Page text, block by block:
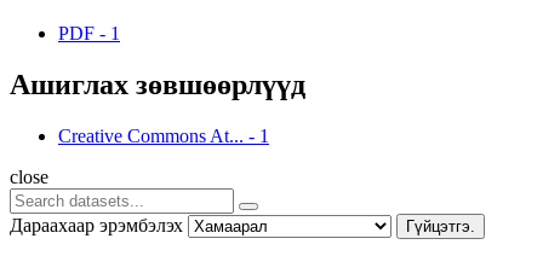
PDF - 1
Ашиглах зөвшөөрлүүд
Creative Commons At... - 1
close
Дараахаар эрэмбэлэх Гүйцэтгэ.